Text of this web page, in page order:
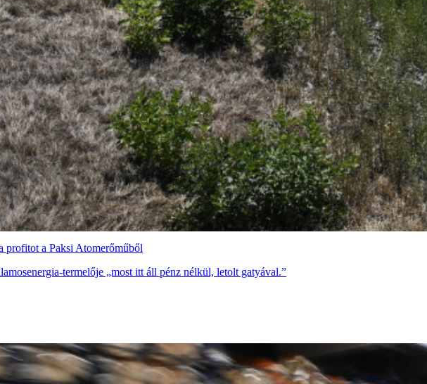
profitot a Paksi Atomerőműből
termelője „most itt áll pénz nélkül, letolt gatyával.”